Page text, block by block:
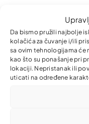
Da bismo pružili najbolje
kolačića za čuvanje i/ili
sa ovim tehnologijama
kao što su ponašanje pri
lokaciji. Nepristanak ili
uticati na određene